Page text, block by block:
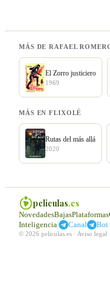
MÁS DE RAFAEL
El Zorro justiciero
1969
MÁS EN FLIXOLÉ
Rutas del más allá
2020
peliculas.es
NovedadesBajasPlataformas
Inteligencia| Canal Bot
© 2026 peliculas.es · Aviso legal ·